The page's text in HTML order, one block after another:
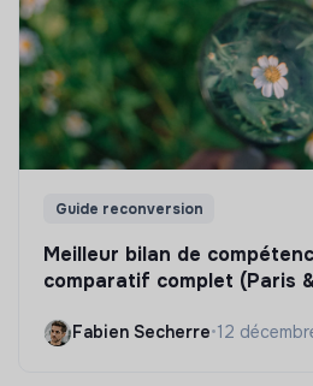
Guide reconversion
Meilleur bilan de
comparatif complet (Paris
Fabien Secherre•12